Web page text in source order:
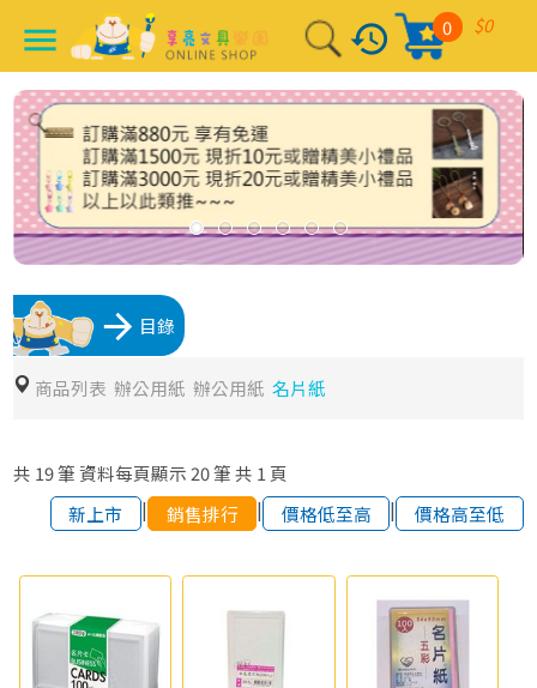
menu history $0
0
arrow_forward 目錄
商品列表 辦公用紙 辦公用紙 名片紙
共 19筆 資料每頁顯示 20筆 共 1頁
新上市
| 銷售排行 | 價格低至高 | 價格高至低